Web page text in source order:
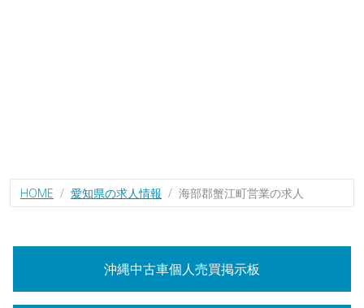
HOME 愛知県の求人情報 海部郡蟹江町営業の求人
沖縄中古車個人売買掲示板